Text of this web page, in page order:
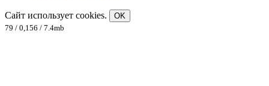
Сайт использует cookies.
OK
79 / 0,156 / 7.4mb